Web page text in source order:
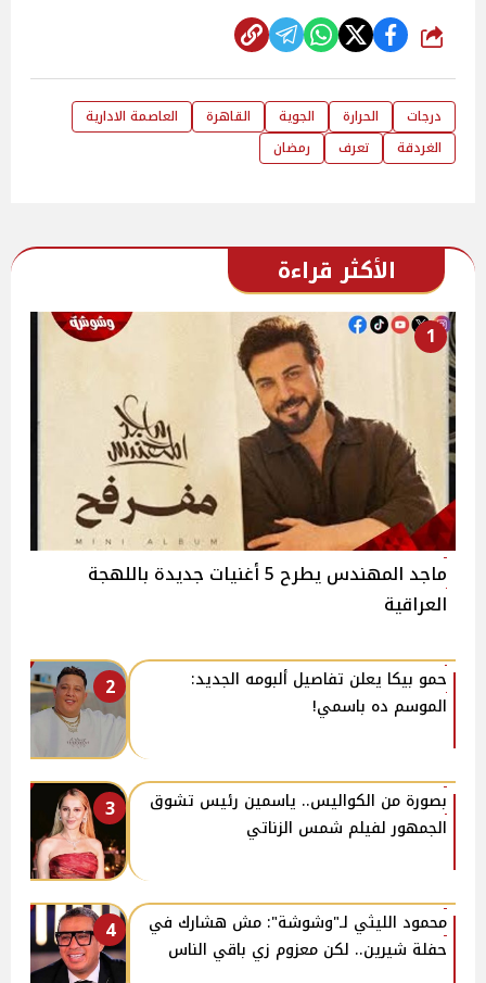
شارك
درجات الحرارة الجوية القاهرة
العاصمة الادارية
الغردقة
تعرف رمضان
الأكثر قراءة
1
ماجد المهندس يطرح 5 أغنيات جديدة باللهجة
العراقية
2
حمو بيكا يعلن تفاصيل ألبومه الجديد:
الموسم ده باسمي!
3
بصورة من الكواليس.. ياسمين رئيس تشوق
الجمهور لفيلم شمس الزناتي
4
محمود الليثي لـ"وشوشة": مش هشارك في
حفلة شيرين.. لكن معزوم زي باقي الناس